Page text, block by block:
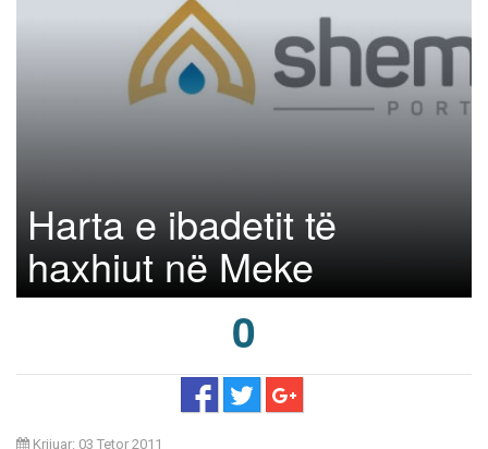
Harta e ibadetit të
haxhiut në Meke
0
Krijuar: 03 Tetor 2011